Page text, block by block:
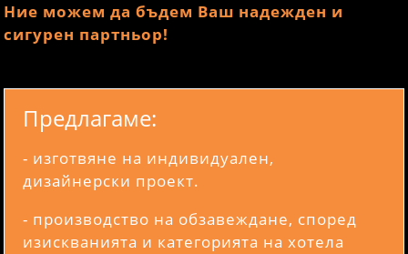
Ние можем да бъдем Ваш надежден и
сигурен партньор!
Предлагаме:
- изготвяне на индивидуален,
дизайнерски проект.
- производство на обзавеждане, според
изискванията и категорията на хотела